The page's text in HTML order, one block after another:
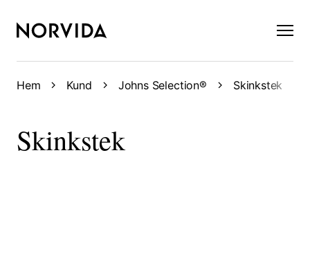
Hem Kund Johns Selection® Skinkstek
Skinkstek